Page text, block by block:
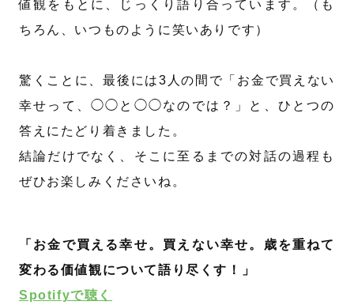
値観をもとに、じっくり語り合っています。（も
ちろん、いつものように笑いありです）
驚くことに、最後には3人の間で「お金で買えない
幸せって、◯◯と◯◯なのでは？」と、ひとつの
答えにたどり着きました。
結論だけでなく、そこに至るまでの対話の過程も
ぜひお楽しみくださいね。
「お金で買える幸せ。買えない幸せ。歳を重ねて
変わる価値観について語り尽くす！」
Spotifyで聴く